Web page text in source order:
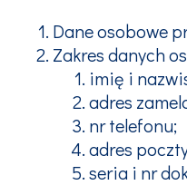
Dane osobowe
Zakres danych
imię i
adres
nr telefonu;
adres
seria i nr